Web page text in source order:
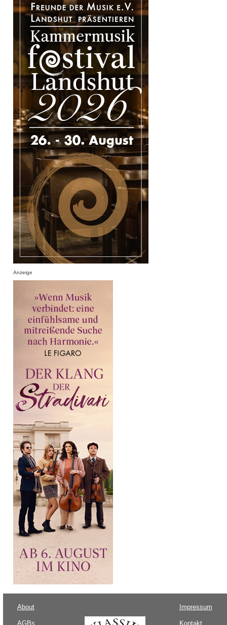
Anzeige
About
AGBs
Impressum
Kontakt